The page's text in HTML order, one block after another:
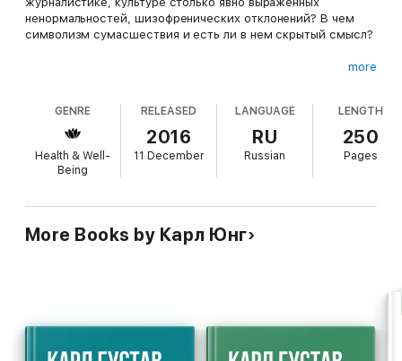
ненормальностей, шизофренических отклонений? В чем
символизм сумасшествия и есть ли в нем скрытый смысл?
разному. Выдающийся швейцарский ученый, психотерапевт
Карл Густав Юнг считал, что к увеличению числа душевных
заболеваний приводит забвение современным обществом
базовых принципов человеческого существования. В свою
очередь, французский философ-структуралист Мишель
подсознательных процессов человеческой психики.
more
GENRE
Health & Well-
Being
RELEASED
2016
11 December
LANGUAGE
RU
Russian
LENGTH
250
Pages
More Books by Карл Юнг